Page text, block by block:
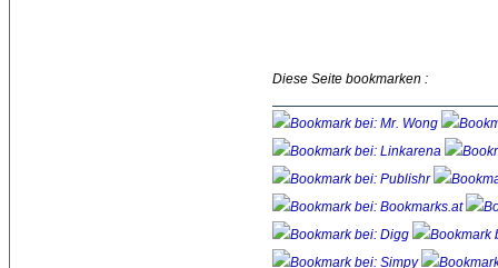
Diese Seite bookmarken :